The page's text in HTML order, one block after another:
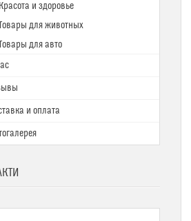
Красота и здоровье
для животных
для авто
и оплата